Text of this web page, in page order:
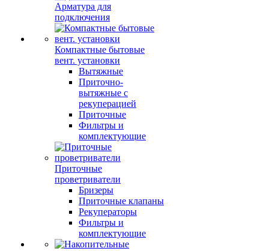
Арматура для
подключения
Компактные бытовые
вент. установки
Вытяжные
Приточно-
вытяжные с
рекуперацией
Приточные
Фильтры и
комплектующие
Приточные
проветриватели
Бризеры
Приточные клапаны
Рекуператоры
Фильтры и
комплектующие